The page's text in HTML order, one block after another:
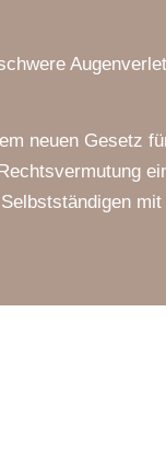
neuen Gesetz
mit